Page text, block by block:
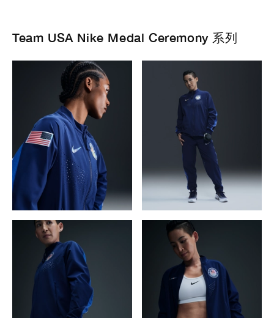
Team USA Nike Medal Ceremony 系列